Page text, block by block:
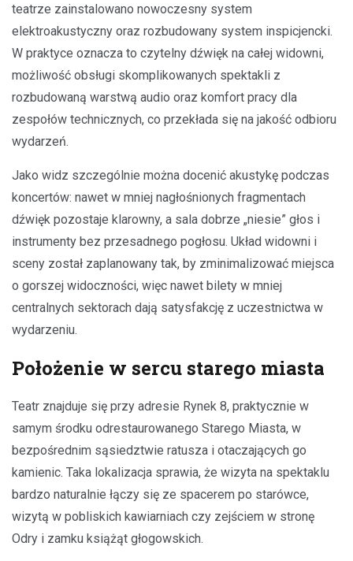
teatrze zainstalowano nowoczesny system
elektroakustyczny oraz rozbudowany system inspicjencki.
W praktyce oznacza to czytelny dźwięk na całej widowni,
możliwość obsługi skomplikowanych spektakli z
rozbudowaną warstwą audio oraz komfort pracy dla
zespołów technicznych, co przekłada się na jakość odbioru
wydarzeń.
Jako widz szczególnie można docenić akustykę podczas
koncertów: nawet w mniej nagłośnionych fragmentach
dźwięk pozostaje klarowny, a sala dobrze „niesie” głos i
instrumenty bez przesadnego pogłosu. Układ widowni i
sceny został zaplanowany tak, by zminimalizować miejsca
o gorszej widoczności, więc nawet bilety w mniej
centralnych sektorach dają satysfakcję z uczestnictwa w
wydarzeniu.
Położenie w sercu starego miasta
Teatr znajduje się przy adresie Rynek 8, praktycznie w
samym środku odrestaurowanego Starego Miasta, w
bezpośrednim sąsiedztwie ratusza i otaczających go
kamienic. Taka lokalizacja sprawia, że wizyta na spektaklu
bardzo naturalnie łączy się ze spacerem po starówce,
wizytą w pobliskich kawiarniach czy zejściem w stronę
Odry i zamku książąt głogowskich.